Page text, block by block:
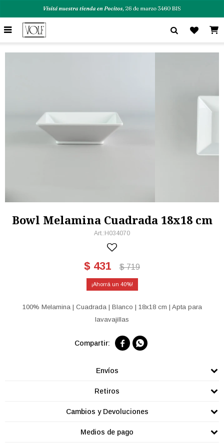

Bowl Melamina Cuadrada 18x18 cm
H034070
$ 431 $ 719
40
100% Melamina | Cuadrada | Blanco | 18x18 cm | Apta para
lavavajillas
 
Envíos
Retiros
Cambios y Devoluciones
Medios de pago